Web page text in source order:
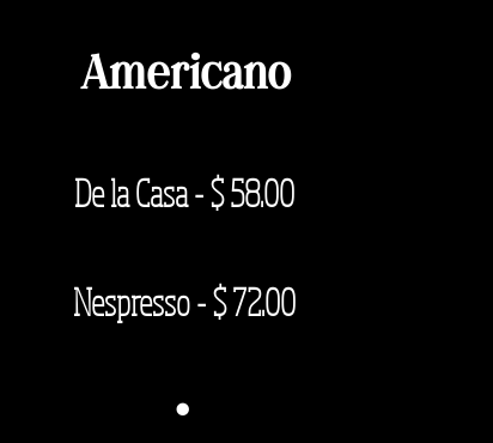
Americano
De la Casa - $58.00
Nespresso - $ 72.00
·